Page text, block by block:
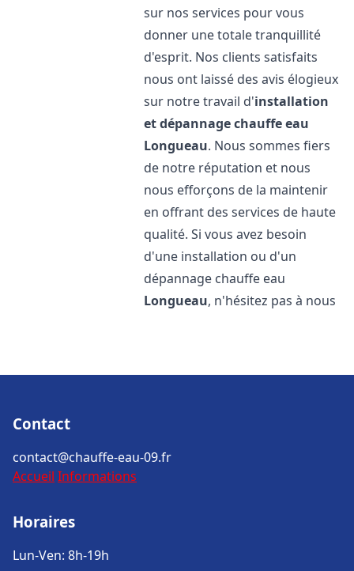
sur nos services pour vous
donner une totale tranquillité
d'esprit. Nos clients satisfaits
nous ont laissé des avis élogieux
sur notre travail d'installation
et dépannage chauffe eau
Longueau. Nous sommes fiers
de notre réputation et nous
nous efforçons de la maintenir
en offrant des services de haute
qualité. Si vous avez besoin
d'une installation ou d'un
dépannage chauffe eau
Longueau, n'hésitez pas à nous
Contact
contact@chauffe-eau-09.fr
Accueil Informations
Horaires
Lun-Ven: 8h-19h